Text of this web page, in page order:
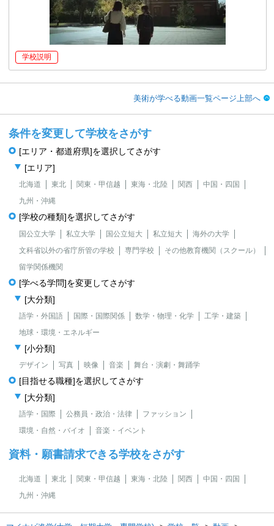
学校説明
美術が学べる動画一覧ページ上部へ
条件を変更して学校をさがす
[エリア・都道府県]を選択してさがす
[エリア]
北海道 東北 関東・甲信越 東海・北陸 関西
中国・四国
九州・沖縄
[学校の種類]を選択してさがす
国公立大学 私立大学 国公立短大 私立短大
海外の大学
文科省以外の省庁所管の学校
専門学校
その他教育機関（スクール）
留学関係機関
[学べる学問]を変更してさがす
[大分類]
語学・外国語 国際・国際関係 数学・物理・化学
工学・建築
地球・環境・エネルギー
[小分類]
デザイン 写真 映像 音楽 舞台・演劇・舞踊学
[目指せる職種]を選択してさがす
[大分類]
語学・国際 公務員・政治・法律
ファッション
環境・自然・バイオ
音楽・イベント
資料・願書請求できる学校をさがす
北海道 東北 関東・甲信越 東海・北陸 関西
中国・四国
九州・沖縄